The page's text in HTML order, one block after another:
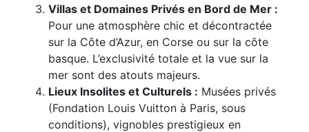
Villas et Domaines Privés en Bord de Mer :
Pour une atmosphère chic et décontractée
sur la Côte d’Azur, en Corse ou sur la côte
basque. L’exclusivité totale et la vue sur la
mer sont des atouts majeurs.
Lieux Insolites et Culturels : Musées privés
(Fondation Louis Vuitton à Paris, sous
conditions), vignobles prestigieux en